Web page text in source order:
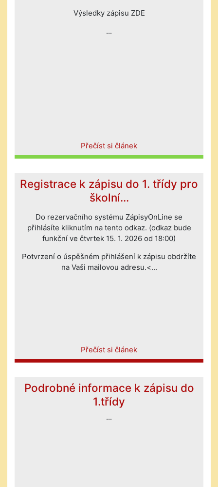
Výsledky zápisu ZDE
...
Přečíst si článek
Registrace k zápisu do 1. třídy pro
školní...
Do rezervačního systému ZápisyOnLine se
přihlásíte kliknutím na tento odkaz. (odkaz bude
funkční ve čtvrtek 15. 1. 2026 od 18:00)
Potvrzení o úspěšném přihlášení k zápisu obdržíte
na Vaši mailovou adresu.<...
Přečíst si článek
Podrobné informace k zápisu do
1.třídy
...